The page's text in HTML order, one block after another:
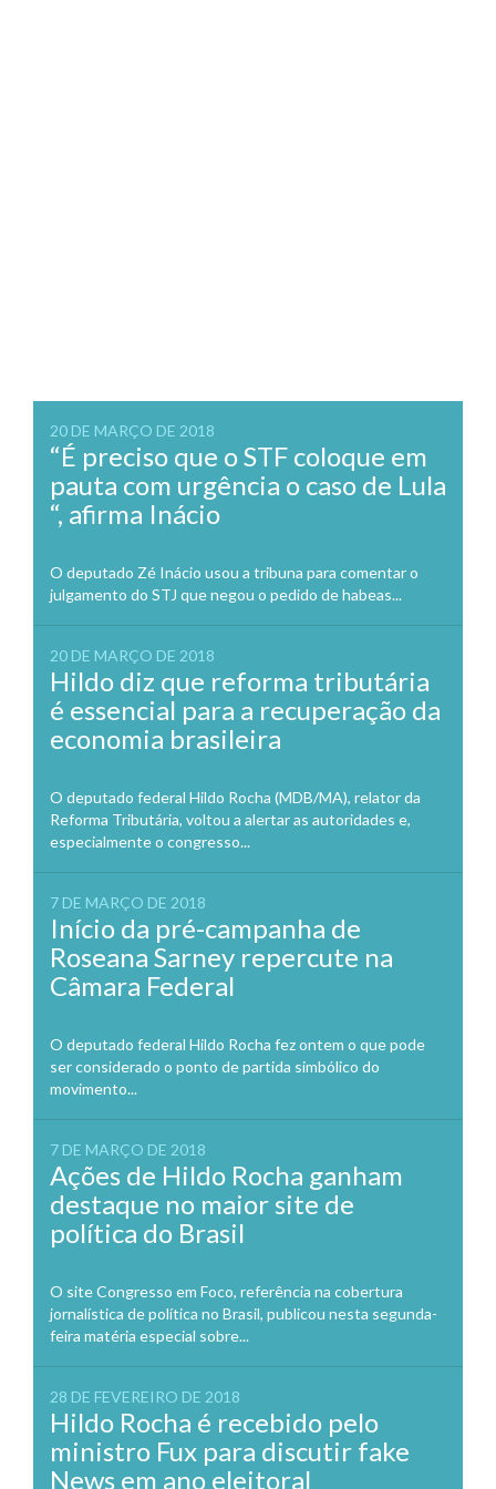
20 DE MARÇO DE 2018
“É preciso que o STF coloque em
pauta com urgência o caso de Lula
“, afirma Inácio
O deputado Zé Inácio usou a tribuna para comentar o
julgamento do STJ que negou o pedido de habeas...
20 DE MARÇO DE 2018
Hildo diz que reforma tributária
é essencial para a recuperação da
economia brasileira
O deputado federal Hildo Rocha (MDB/MA), relator da
Reforma Tributária, voltou a alertar as autoridades e,
especialmente o congresso...
7 DE MARÇO DE 2018
Início da pré-campanha de
Roseana Sarney repercute na
Câmara Federal
O deputado federal Hildo Rocha fez ontem o que pode
ser considerado o ponto de partida simbólico do
movimento...
7 DE MARÇO DE 2018
Ações de Hildo Rocha ganham
destaque no maior site de
política do Brasil
O site Congresso em Foco, referência na cobertura
jornalística de política no Brasil, publicou nesta segunda-
feira matéria especial sobre...
28 DE FEVEREIRO DE 2018
Hildo Rocha é recebido pelo
ministro Fux para discutir fake
News em ano eleitoral